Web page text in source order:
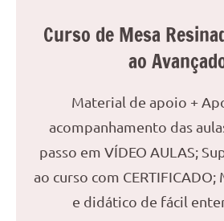
Curso de Mesa
ao
Material de apoio +
acompanhamento das
passo em VÍDEO AULAS;
ao curso com
e didático de fácil